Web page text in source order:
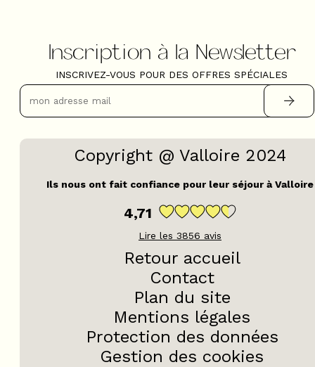
Inscription à la Newsletter
INSCRIVEZ-VOUS POUR DES OFFRES SPÉCIALES
Copyright @ Valloire 2024
Ils nous ont fait confiance pour leur séjour à Valloire
4,71
Lire les 3856 avis
Retour accueil
Contact
Plan du site
Mentions légales
Protection des données
Gestion des cookies